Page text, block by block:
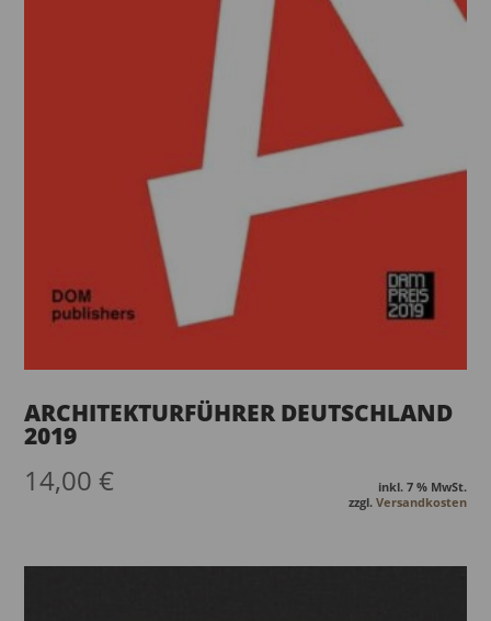
ARCHITEKTURFÜHRER DEUTSCHLAND
2019
14,00€
inkl. 7 % MwSt.
zzgl. Versandkosten